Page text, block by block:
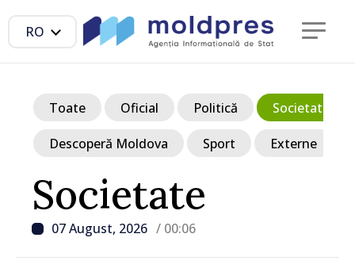
RO
Societate
07 August, 2026 / 00:06
Toate Oficial Politică Societate
Descoperă Moldova Sport Externe